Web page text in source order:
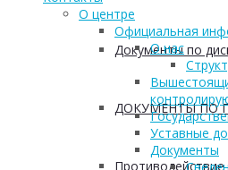
Документы по
ДОКУМЕНТЫ ПО
Противодействие
О центре
Официальная
О нас
Уставные
Документы